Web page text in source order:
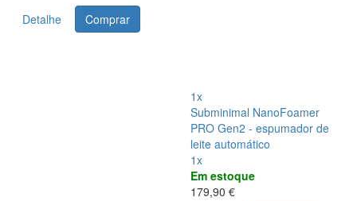
Detalhe
Comprar
1x
Subminimal NanoFoamer
PRO Gen2 - espumador de
leite automático
1x
Em estoque
179,90 €